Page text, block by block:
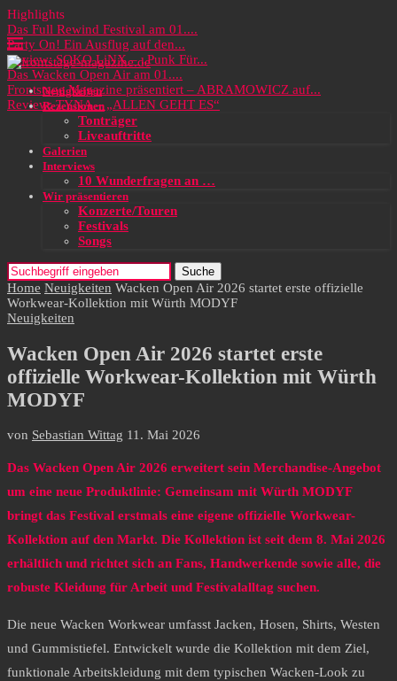
Highlights
Das Full Rewind Festival am 01....
Party On! Ein Ausflug auf den...
Review: SOKO LiNX – „Punk Für...
Das Wacken Open Air am 01....
Frontstage Magazine präsentiert – ABRAMOWICZ auf...
Review: TYNA – „ALLEN GEHT ES“
Neuigkeiten
Rezensionen
Tonträger
Liveauftritte
Galerien
Interviews
10 Wunderfragen an …
Wir präsentieren
Konzerte/Touren
Festivals
Songs
Suche
Home Neuigkeiten Wacken Open Air 2026 startet erste offizielle
Workwear-Kollektion mit Würth MODYF
Neuigkeiten
Wacken Open Air 2026 startet erste
offizielle Workwear-Kollektion mit Würth
MODYF
von Sebastian Wittag 11. Mai 2026
Das Wacken Open Air 2026 erweitert sein Merchandise-Angebot
um eine neue Produktlinie: Gemeinsam mit Würth MODYF
bringt das Festival erstmals eine eigene offizielle Workwear-
Kollektion auf den Markt. Die Kollektion ist seit dem 8. Mai 2026
erhältlich und richtet sich an Fans, Handwerkende sowie alle, die
robuste Kleidung für Arbeit und Festivalalltag suchen.
Die neue Wacken Workwear umfasst Jacken, Hosen, Shirts, Westen
und Gummistiefel. Entwickelt wurde die Kollektion mit dem Ziel,
funktionale Arbeitskleidung mit dem typischen Wacken-Look zu